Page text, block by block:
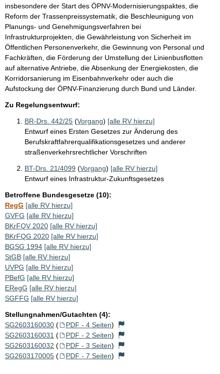
insbesondere der Start des ÖPNV-Modernisierungspaktes, die
Reform der Trassenpreissystematik, die Beschleunigung von
Planungs- und Genehmigungsverfahren bei
Infrastrukturprojekten, die Gewährleistung von Sicherheit im
Öffentlichen Personenverkehr, die Gewinnung von Personal und
Fachkräften, die Förderung der Umstellung der Linienbusflotten
auf alternative Antriebe, die Absenkung der Energiekosten, die
Korridorsanierung im Eisenbahnverkehr oder auch die
Aufstockung der ÖPNV-Finanzierung durch Bund und Länder.
Zu Regelungsentwurf:
BR-Drs. 442/25 (Vorgang) [alle RV hierzu]
Entwurf eines Ersten Gesetzes zur Änderung des
Berufskraftfahrerqualifikationsgesetzes und anderer
straßenverkehrsrechtlicher Vorschriften
BT-Drs. 21/4099 (Vorgang) [alle RV hierzu]
Entwurf eines Infrastruktur-Zukunftsgesetzes
Betroffene Bundesgesetze (10):
RegG [alle RV hierzu]
GVFG [alle RV hierzu]
BKrFQV 2020 [alle RV hierzu]
BKrFQG 2020 [alle RV hierzu]
BGSG 1994 [alle RV hierzu]
StGB [alle RV hierzu]
UVPG [alle RV hierzu]
PBefG [alle RV hierzu]
ERegG [alle RV hierzu]
SGFFG [alle RV hierzu]
Stellungnahmen/Gutachten (4):
SG2603160030 ( PDF - 4 Seiten)
SG2603160031 ( PDF - 2 Seiten)
SG2603160032 ( PDF - 3 Seiten)
SG2603170005 ( PDF - 7 Seiten)